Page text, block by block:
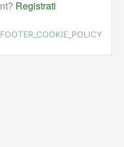
FOOTER_COOKIE_POLICY